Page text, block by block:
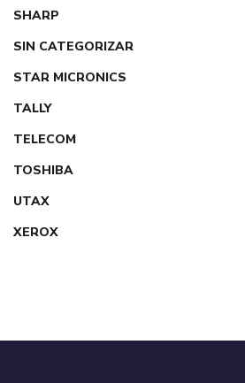
SHARP
SIN CATEGORIZAR
STAR MICRONICS
TALLY
TELECOM
TOSHIBA
UTAX
XEROX